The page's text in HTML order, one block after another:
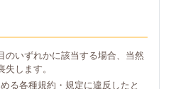
のいずれかに該当する場合、当然
します。
る各種規約・規定に違反したと